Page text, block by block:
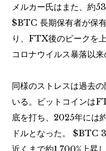
メルカー氏はまた、約
$BTC 長期保有者が保
り、FTX後のピークを
コロナウイルス暴落以来
同様のストレスは過去
いる。ビットコインは
底を打ち、2025年には
ドルとなった。 $BTC